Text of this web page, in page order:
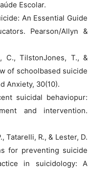
Escolar.
An Essential Guide
Pearson/Allyn &
C., TilstonJones, T., &
of schoolbased suicide
Anxiety, 30(10).
suicidal behaviopur:
and intervention.
Tatarelli, R., & Lester, D.
for preventing suicide
in suicidology: A